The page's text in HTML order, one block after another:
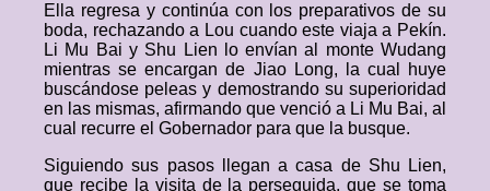
Ella regresa y continúa con los preparativos de su
boda, rechazando a Lou cuando este viaja a Pekín.
Li Mu Bai y Shu Lien lo envían al monte Wudang
mientras se encargan de Jiao Long, la cual huye
buscándose peleas y demostrando su superioridad
en las mismas, afirmando que venció a Li Mu Bai, al
cual recurre el Gobernador para que la busque.
Siguiendo sus pasos llegan a casa de Shu Lien,
que recibe la visita de la perseguida, que se toma